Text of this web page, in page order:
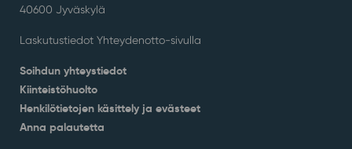
40600 Jyväskylä
Laskutustiedot Yhteydenotto-sivulla
Soihdun yhteystiedot
Kiinteistöhuolto
Henkilötietojen käsittely ja evästeet
Anna palautetta